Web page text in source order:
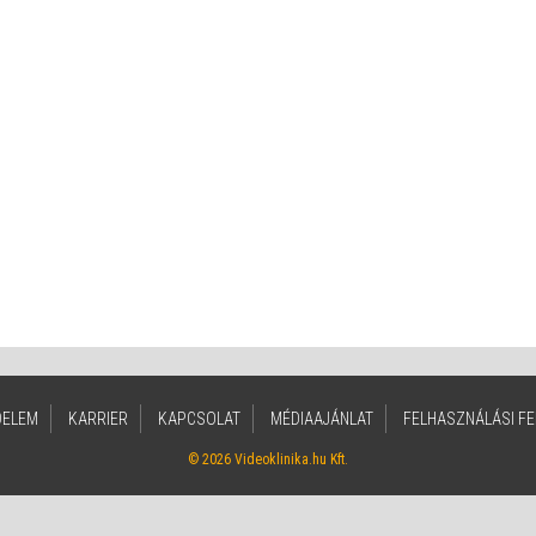
KARRIER KAPCSOLAT MÉDIAAJÁNLAT FELHASZNÁLÁSI
© 2026 Videoklinika.hu Kft.